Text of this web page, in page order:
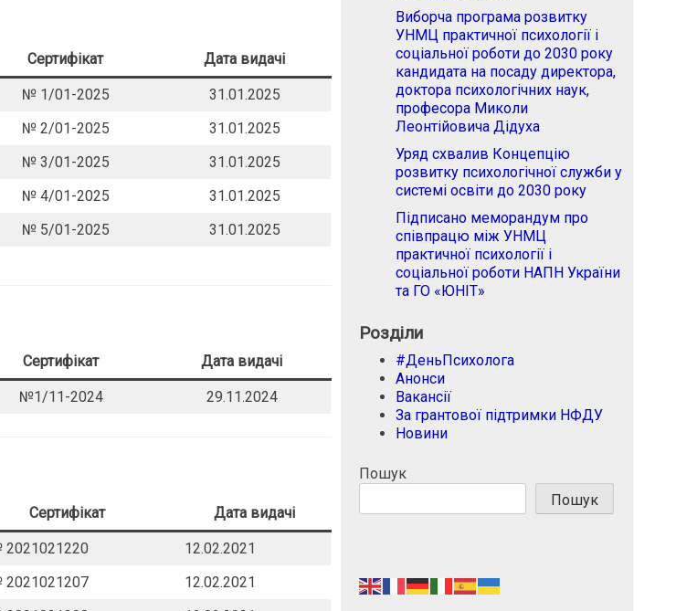
Сертифікат Дата видачі
№ 1/01-2025
31.01.2025
№ 2/01-2025
31.01.2025
№ 3/01-2025
31.01.2025
№ 4/01-2025
31.01.2025
№ 5/01-2025 31.01.2025
Сертифікат Дата видачі
№1/11-2024 29.11.2024
Сертифікат Дата видачі
12.02.2021
12.02.2021
Виборча програма розвитку
УНМЦ практичної психології і
соціальної роботи до 2030 року
кандидата на посаду директора,
доктора психологічних наук,
професора Миколи
Леонтійовича Дідуха
Уряд схвалив Концепцію
розвитку психологічної служби у
системі освіти до 2030 року
Підписано меморандум про
співпрацю між УНМЦ
практичної психології і
соціальної роботи НАПН України
та ГО «ЮНІТ»
Розділи
#ДеньПсихолога
Анонси
Вакансії
За грантової підтримки НФДУ
Новини
Пошук
Пошук